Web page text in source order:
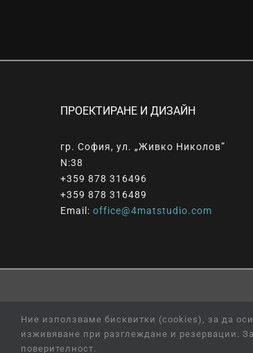
ПРОЕКТИРАНЕ И ДИЗАЙН
гр. София, ул. „Живко Николов”
N:38
+359 878 316496
+359 878 316489
Email: office@4matstudio.com
© Copyright2026 | All Rights Reserved
Ние използваме бисквитки (cookies), за да
изживяване при разглеждане и резервации.
поверителност.